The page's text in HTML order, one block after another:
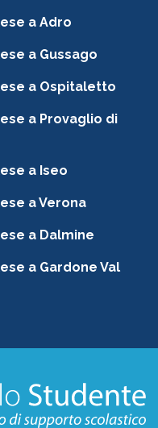
a Adro
a Gussago
a Ospitaletto
a Provaglio di
a Iseo
a Verona
a Dalmine
a Gardone Val